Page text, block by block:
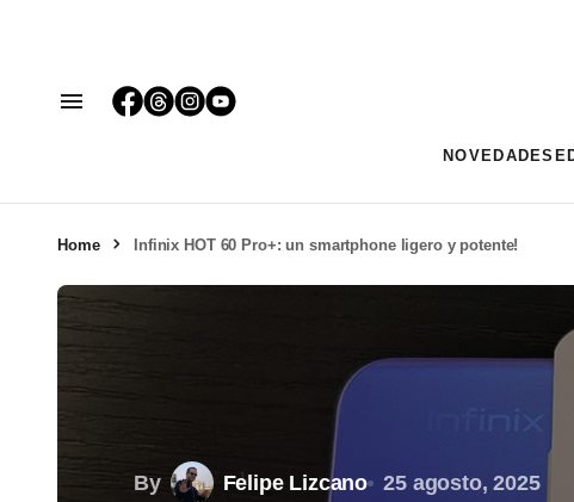
NOVEDADES
Home Infinix HOT 60 Pro+: un smartphone ligero y potente!
By Felipe Lizcano 25 agosto, 2025